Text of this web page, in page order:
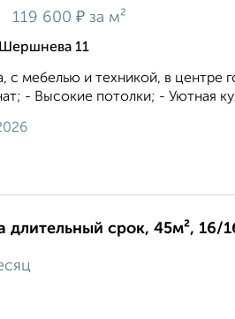
119 600 ₽ за м²
11
с мебелью и техникой, в
- Высокие потолки; - Уютная
длительный срок, 45м², 16/